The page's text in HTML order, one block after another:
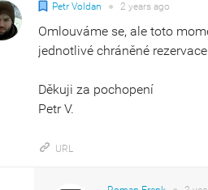
Petr Voldan ● 2 years ago
Omlouváme se, ale toto
jednotlivé chráněné
Děkuji za pochopení
Petr V.
URL